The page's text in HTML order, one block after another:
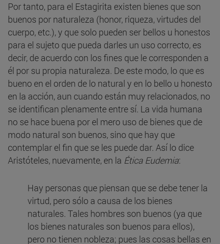
Por tanto, para el Estagirita existen bienes que son
buenos por naturaleza (honor, riqueza, virtudes del
cuerpo, etc.), y que solo pueden ser bellos u honestos
para el sujeto que pueda darles un uso correcto, es
decir, de acuerdo con los fines que le corresponden a
él por su propia naturaleza. De este modo, lo que es
bueno en el orden de lo natural y en lo bello u honesto
en la acción, aun cuando están muy relacionados, no
se identifican plenamente entre sí. La vida humana
no se hace buena por el mero uso de bienes que de
modo natural son buenos, sino que hay que
contemplar el fin que se les puede dar. Así lo dice
Aristóteles, nuevamente, en la Ética Eudemia:
Hay personas que piensan que se debe tener la
virtud, pero sólo a causa de los bienes
naturales. Tales hombres son buenos (ya que
los bienes naturales son buenos para ellos),
pero no tienen nobleza; pues las cosas bellas en